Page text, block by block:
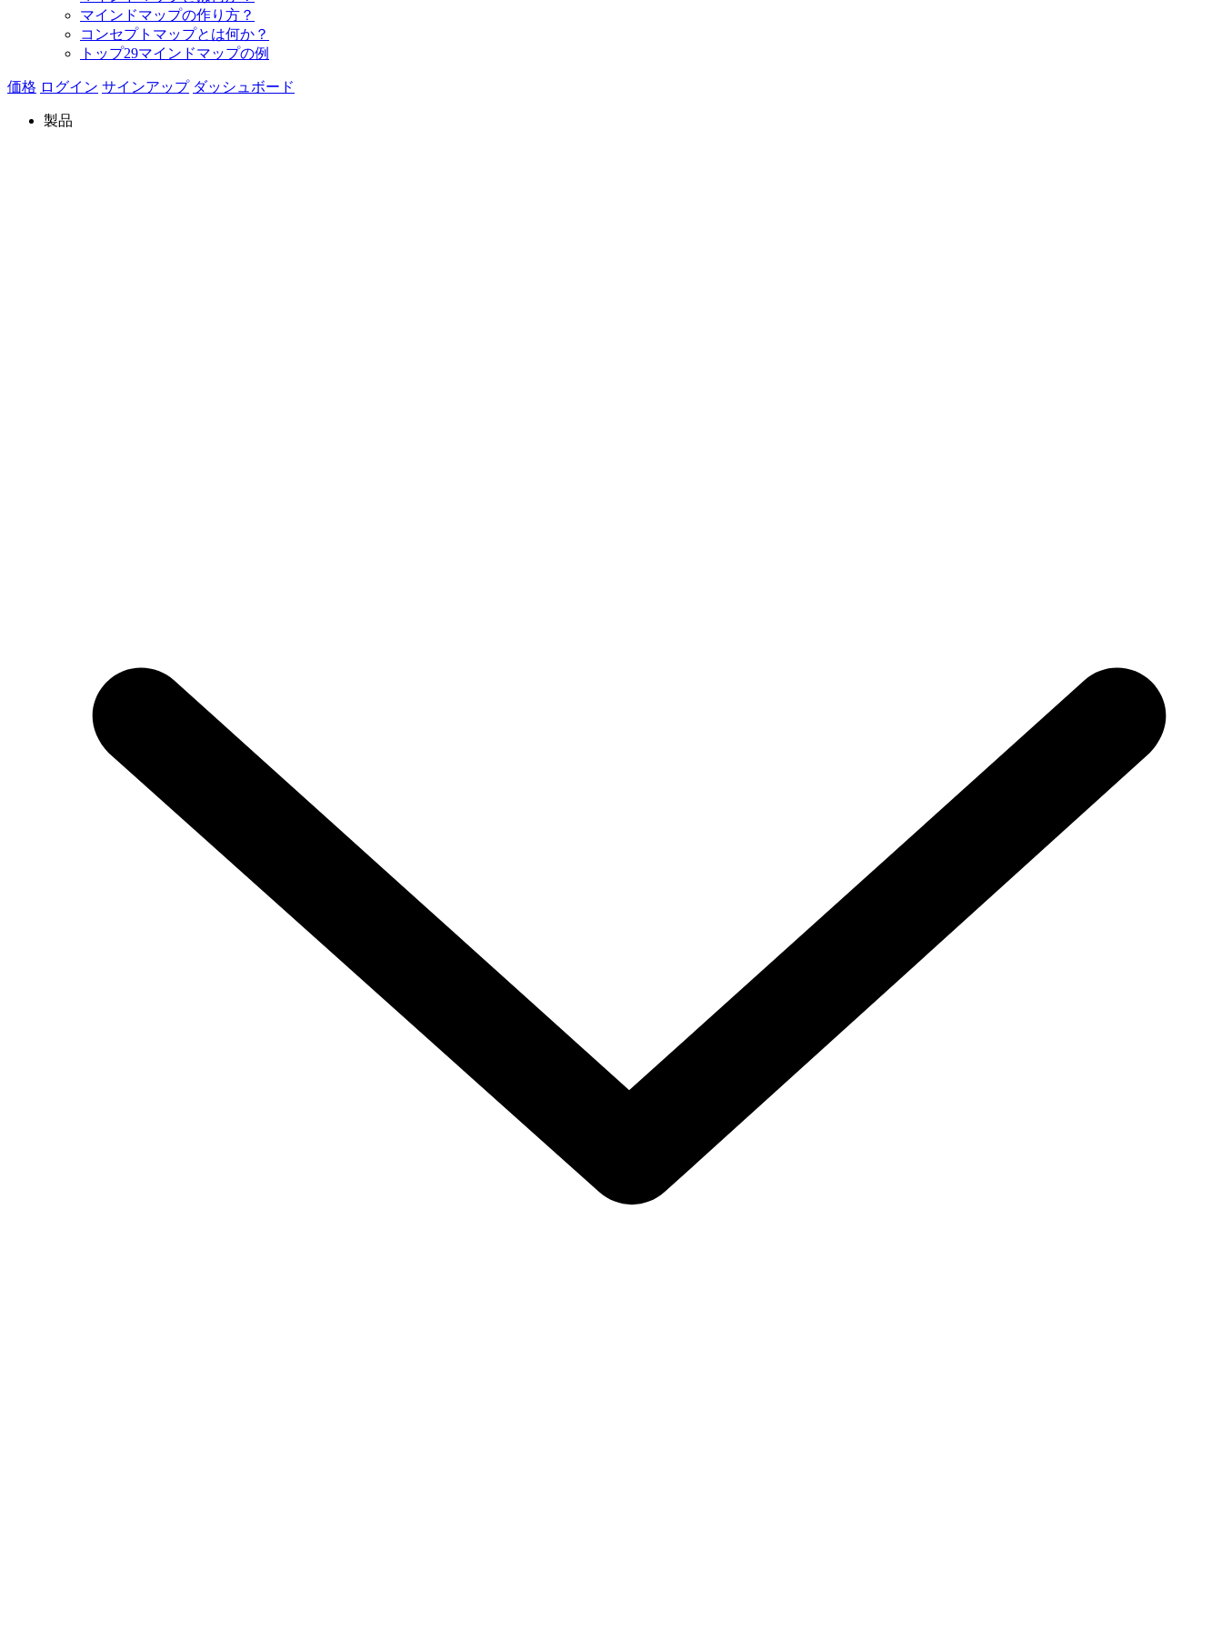
マインドマップの作り方？
コンセプトマップとは何か？
トップ29マインドマップの例
価格 ログイン サインアップ ダッシュボード
製品